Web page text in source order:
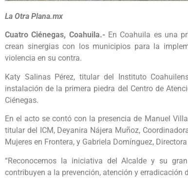
La Otra Plana.mx
Cuatro Ciénegas, Coahuila.-En Coahuila es una
crean sinergias con los municipios para la
violencia en su contra.
Katy Salinas Pérez, titular del Instituto
instalación de la primera piedra del Centro de
Ciénegas.
En el acto se contó con la presencia de Manuel
titular del ICM, Deyanira Nájera Muñoz,
Mujeres en Frontera, y Gabriela Domínguez,
“Reconocemos la iniciativa del Alcalde y su
contribuyen a la prevención, atención y erradicación